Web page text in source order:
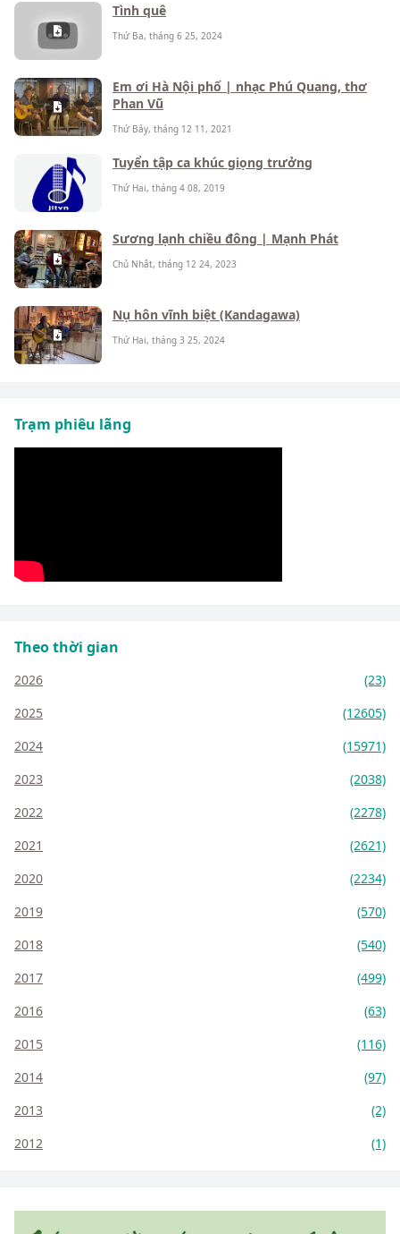
Tình quê
Thứ Ba, tháng 6 25, 2024
Em ơi Hà Nội phố | nhạc Phú Quang, thơ
Phan Vũ
Thứ Bảy, tháng 12 11, 2021
Tuyển tập ca khúc giọng trưởng
Thứ Hai, tháng 4 08, 2019
Sương lạnh chiều đông | Mạnh Phát
Chủ Nhật, tháng 12 24, 2023
Nụ hôn vĩnh biệt (Kandagawa)
Thứ Hai, tháng 3 25, 2024
Trạm phiêu lãng
Theo thời gian
2026
(23)
2025
(12605)
2024
(15971)
2023
(2038)
2022
(2278)
2021
(2621)
2020
(2234)
2019
(570)
2018
(540)
2017
(499)
2016
(63)
2015
(116)
2014
(97)
2013
(2)
2012
(1)